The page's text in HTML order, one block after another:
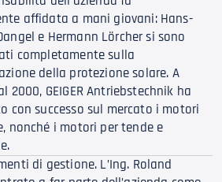
affidata a mani giovani: Hans-
e Hermann Lörcher si sono
completamente sulla
della protezione solare. A
2000, GEIGER Antriebstechnik ha
con successo sul mercato i motori
nonché i motori per tende e
di gestione. L’Ing. Roland